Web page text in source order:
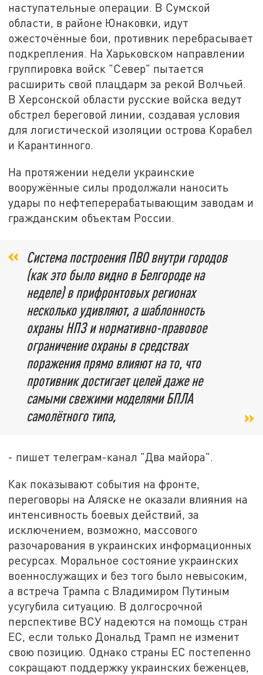
наступательные операции. В Сумской
области, в районе Юнаковки, идут
ожесточённые бои, противник перебрасывает
подкрепления. На Харьковском направлении
группировка войск "Север" пытается
расширить свой плацдарм за рекой Волчьей.
В Херсонской области русские войска ведут
обстрел береговой линии, создавая условия
для логистической изоляции острова Корабел
и Карантинного.
На протяжении недели украинские
вооружённые силы продолжали наносить
удары по нефтеперерабатывающим заводам и
гражданским объектам России.
Система построения ПВО внутри городов
(как это было видно в Белгороде на
неделе) в прифронтовых регионах
несколько удивляют, а шаблонность
охраны НПЗ и нормативно-правовое
ограничение охраны в средствах
поражения прямо влияют на то, что
противник достигает целей даже не
самыми свежими моделями БПЛА
самолётного типа,
- пишет телеграм-канал "Два майора".
Как показывают события на фронте,
переговоры на Аляске не оказали влияния на
интенсивность боевых действий, за
исключением, возможно, массового
разочарования в украинских информационных
ресурсах. Моральное состояние украинских
военнослужащих и без того было невысоким,
а встреча Трампа с Владимиром Путиным
усугубила ситуацию. В долгосрочной
перспективе ВСУ надеются на помощь стран
ЕС, если только Дональд Трамп не изменит
свою позицию. Однако страны ЕС постепенно
сокращают поддержку украинских беженцев,